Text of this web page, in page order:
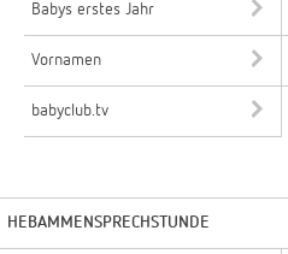
Babys erstes Jahr
Vornamen
babyclub.tv
HEBAMMENSPRECHSTUNDE